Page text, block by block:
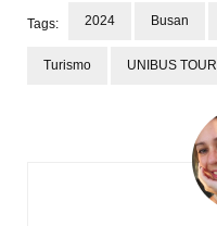
Tags: 2024 Busan
Turismo UNIBUS TOUR